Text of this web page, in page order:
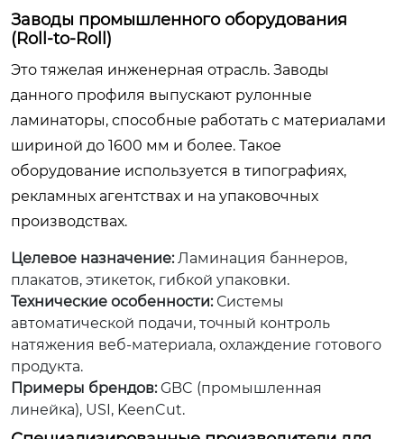
Заводы промышленного оборудования
(Roll-to-Roll)
Это тяжелая инженерная отрасль. Заводы
данного профиля выпускают рулонные
ламинаторы, способные работать с материалами
шириной до 1600 мм и более. Такое
оборудование используется в типографиях,
рекламных агентствах и на упаковочных
производствах.
Целевое назначение:Ламинация баннеров,
плакатов, этикеток, гибкой упаковки.
Технические особенности:Системы
автоматической подачи, точный контроль
натяжения веб-материала, охлаждение готового
продукта.
Примеры брендов:GBC (промышленная
линейка), USI, KeenCut.